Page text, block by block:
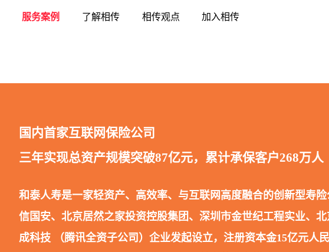
服务案例 了解相传 相传观点 加入相传
国内首家互联网保险公司
三年实现总资产规模突破87亿元，累计承保客户268万人
和泰人寿是一家轻资产、高效率、与互联网高度融合的创新型寿
信国安、北京居然之家投资控股集团、深圳市金世纪工程实业、
成科技 （腾讯全资子公司）企业发起设立，注册资本金15亿元人